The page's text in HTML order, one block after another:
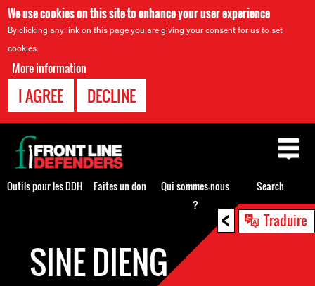
We use cookies on this site to enhance your user experience
By clicking any link on this page you are giving your consent for us to set
cookies.
More information
I AGREE DECLINE
< Traduire
SINE DIENG
Back
to
top
Outils pour les DDH Faites un don
Qui sommes-nous
?
Search